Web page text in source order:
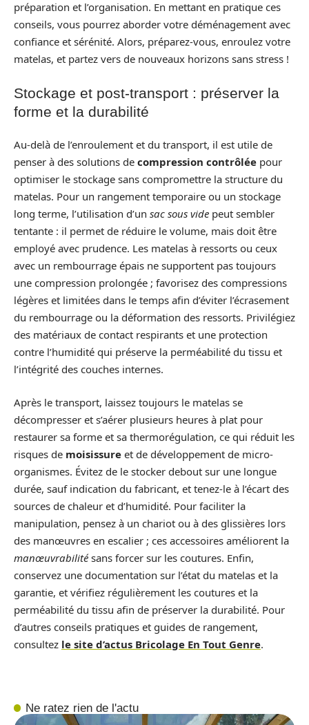
préparation et l’organisation. En mettant en pratique ces
conseils, vous pourrez aborder votre déménagement avec
confiance et sérénité. Alors, préparez-vous, enroulez votre
matelas, et partez vers de nouveaux horizons sans stress !
Stockage et post-transport : préserver la
forme et la durabilité
Au-delà de l’enroulement et du transport, il est utile de
penser à des solutions de compression contrôlée pour
optimiser le stockage sans compromettre la structure du
matelas. Pour un rangement temporaire ou un stockage
long terme, l’utilisation d’un sac sous vide peut sembler
tentante : il permet de réduire le volume, mais doit être
employé avec prudence. Les matelas à ressorts ou ceux
avec un rembourrage épais ne supportent pas toujours
une compression prolongée ; favorisez des compressions
légères et limitées dans le temps afin d’éviter l’écrasement
du rembourrage ou la déformation des ressorts. Privilégiez
des matériaux de contact respirants et une protection
contre l’humidité qui préserve la perméabilité du tissu et
l’intégrité des couches internes.
Après le transport, laissez toujours le matelas se
décompresser et s’aérer plusieurs heures à plat pour
restaurer sa forme et sa thermorégulation, ce qui réduit les
risques de moisissure et de développement de micro-
organismes. Évitez de le stocker debout sur une longue
durée, sauf indication du fabricant, et tenez-le à l’écart des
sources de chaleur et d’humidité. Pour faciliter la
manipulation, pensez à un chariot ou à des glissières lors
des manœuvres en escalier ; ces accessoires améliorent la
manœuvrabilitésans forcer sur les coutures. Enfin,
conservez une documentation sur l’état du matelas et la
garantie, et vérifiez régulièrement les coutures et la
perméabilité du tissu afin de préserver la durabilité. Pour
d’autres conseils pratiques et guides de rangement,
consultez le site d’actus Bricolage En Tout Genre.
Ne ratez rien de l'actu